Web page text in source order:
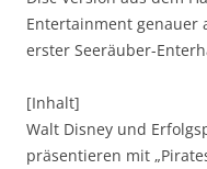
Entertainment genauer
erster Seeräuber-
[Inhalt]
Walt Disney und
präsentieren mit